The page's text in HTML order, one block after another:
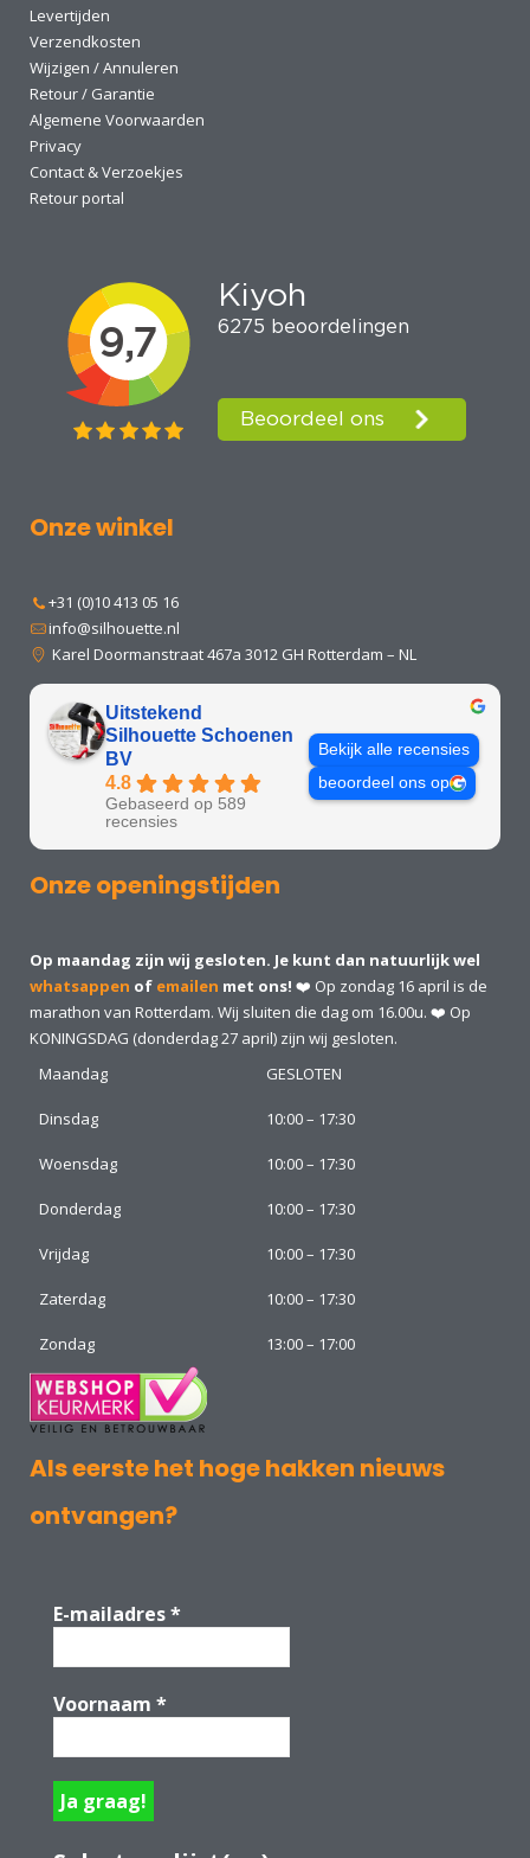
Levertijden
Verzendkosten
Wijzigen / Annuleren
Retour / Garantie
Algemene Voorwaarden
Privacy
Contact & Verzoekjes
Retour portal
Onze winkel
+31 (0)10 413 05 16
info@silhouette.nl
Karel Doormanstraat 467a 3012 GH Rotterdam – NL
Uitstekend
Silhouette Schoenen
BV
4.8
Gebaseerd op 589
recensies
Bekijk alle recensies
beoordeel ons op
Onze openingstijden
Op maandag zijn wij gesloten. Je kunt dan natuurlijk wel
whatsappen of emailen met ons! ❤️ Op zondag 16 april is de
marathon van Rotterdam. Wij sluiten die dag om 16.00u. ❤️ Op
KONINGSDAG (donderdag 27 april) zijn wij gesloten.
Maandag
GESLOTEN
Dinsdag 10:00 – 17:30
Woensdag 10:00 – 17:30
Donderdag 10:00 – 17:30
Vrijdag 10:00 – 17:30
Zaterdag 10:00 – 17:30
Zondag 13:00 – 17:00
Als eerste het hoge hakken nieuws
ontvangen?
E-mailadres*
Voornaam *